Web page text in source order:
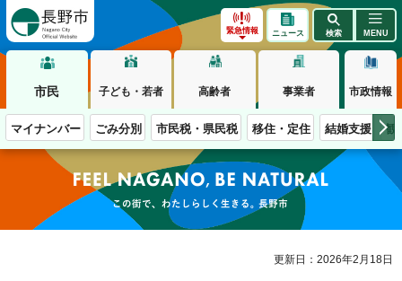
緊急情報 ニュース 検索 MENU
市民 子ども・若者 高齢者 事業者 市政情報
マイナンバー ごみ分別 市民税・県民税 移住・定住 結婚支援 観
この街で、わたしらしく生きる。長野市
更新日：2026年2月18日